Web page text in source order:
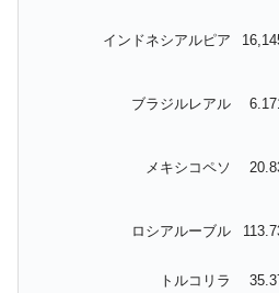
は韓国で『BYD』車は売れている
在韓米国大使ステ
く空港に詰めかけ「出て行け！」
ドを掲げる「在韓反米勢力」
インドネシアルピア
ブラジルレアル
メキシコペソ
ロシアルーブル
トルコリラ